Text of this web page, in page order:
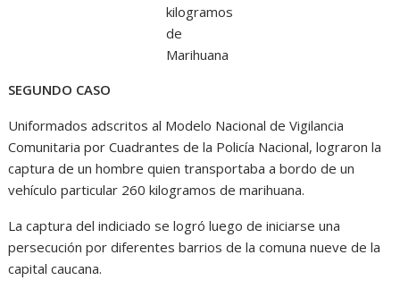
kilogramos
de
Marihuana
SEGUNDO CASO
Uniformados adscritos al Modelo Nacional de Vigilancia
Comunitaria por Cuadrantes de la Policía Nacional, lograron la
captura de un hombre quien transportaba a bordo de un
vehículo particular 260 kilogramos de marihuana.
La captura del indiciado se logró luego de iniciarse una
persecución por diferentes barrios de la comuna nueve de la
capital caucana.